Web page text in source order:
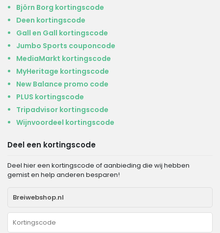
Björn Borg kortingscode
Deen kortingscode
Gall en Gall kortingscode
Jumbo Sports couponcode
MediaMarkt kortingscode
MyHeritage kortingscode
New Balance promo code
PLUS kortingscode
Tripadvisor kortingscode
Wijnvoordeel kortingscode
Deel een kortingscode
Deel hier een kortingscode of aanbieding die wij hebben
gemist en help anderen besparen!